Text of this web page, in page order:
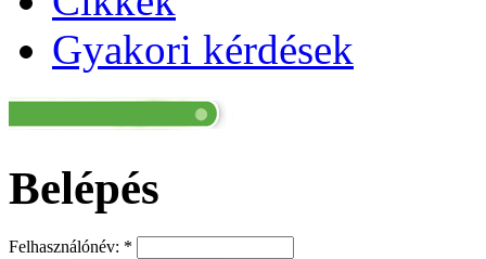
Gyakori kérdések
Belépés
Felhasználónév: *